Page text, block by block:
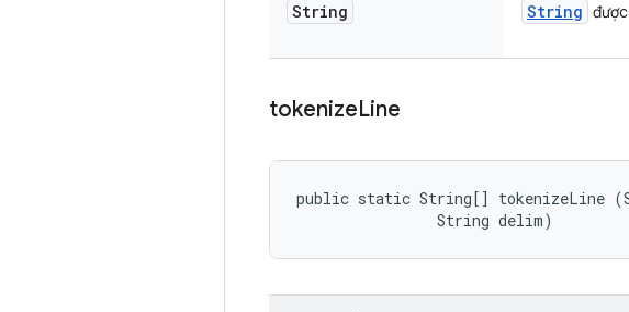
String String
tokenizeLine
public static String[] tokenizeLine
                String delim)